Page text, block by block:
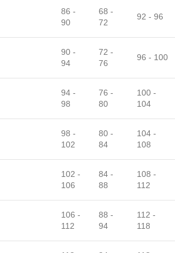
86 -
90
68 -
72
92 - 96
90 -
94
72 -
76
96 - 100
94 -
98
76 -
80
100 -
104
98 -
102
80 -
84
104 -
108
102 -
106
84 -
88
108 -
112
106 -
112
88 -
94
112 -
118